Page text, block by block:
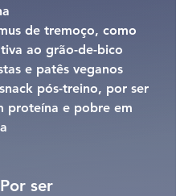
de tremoço, como
ao grão-de-bico
e patês veganos
pós-treino, por ser
proteína e pobre em
ser